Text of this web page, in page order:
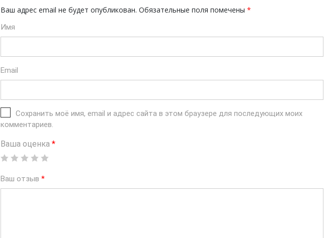
Ваш адрес email не будет опубликован. Обязательные поля помечены *
Имя
Email
Сохранить моё имя, email и адрес сайта в этом браузере для последующих моих
комментариев.
Ваша оценка *
Ваш отзыв *